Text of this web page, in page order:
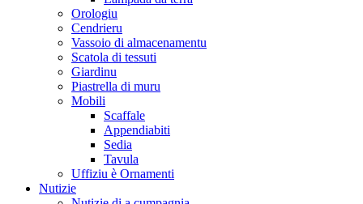
Orologiu
Cendrieru
Vassoio di almacenamentu
Scatola di tessuti
Giardinu
Piastrella di muru
Mobili
Scaffale
Appendiabiti
Sedia
Tavula
Uffiziu è Ornamenti
Nutizie